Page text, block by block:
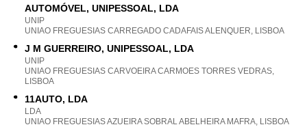
AUTOMÓVEL, UNIPESSOAL, LDA
UNIP
UNIAO FREGUESIAS CARREGADO CADAFAIS ALENQUER, LISBOA
J M GUERREIRO, UNIPESSOAL, LDA
UNIP
UNIAO FREGUESIAS CARVOEIRA CARMOES TORRES VEDRAS,
LISBOA
11AUTO, LDA
LDA
UNIAO FREGUESIAS AZUEIRA SOBRAL ABELHEIRA MAFRA, LISBOA